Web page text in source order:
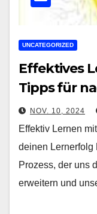
UNCATEGORIZED
Effektives
Tipps für
NOV. 10, 2024
Effektiv Lernen
deinen Lernerfolg
Prozess, der uns
erweitern und